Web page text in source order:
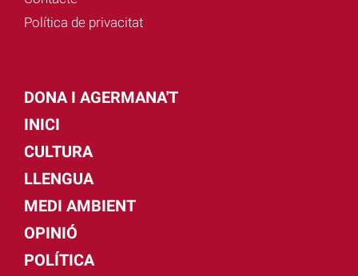
Política de privacitat
DONA I AGERMANA'T
INICI
CULTURA
LLENGUA
MEDI AMBIENT
OPINIÓ
POLÍTICA